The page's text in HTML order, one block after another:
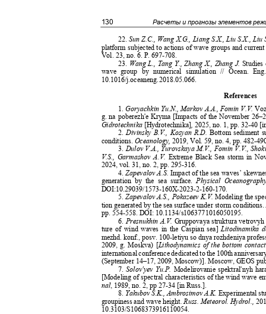
130 Расчеты и прогнозы элементов
22.Sun Z.C., Wang X.G., Liang S.X., Liu S.X., Liu
platform subjected to actions of wave groups and
Vol. 23, no. 6. P. 697-708.
23. Wang L., Tang Y., Zhang X., Zhang J.
wave group by numerical simulation // Ocean.
10.1016/j.oceaneng.2018.05.066.
References
1.Goryachkin Yu.N., Markov А. А., Fomin V.V.
g. na poberezh'e Kryma [Impacts of the November
Gidrotechnika [Hydrotechnika] ,2025, no. 1, pp. 32-40
2.Divinsky B.V., Kosyan R.D.Bottom sediment
conditions. Oceanology,2019, Vol. 59, no. 4, pp. 482-
3. Dulov V.A., Yurovskaya M.V., Fomin V.V.,
V.S., Garmashov A.V. Extreme Black Sea storm in
2024, vol. 31, no. 2,рр . 295-316.
4.Zapevalov A.S. Impact of the sea waves’
generation by the sea surface.Physical
DOI:10.29039/1573-160X-2023-2-160-170.
5.Zapevalov A.S., Pokazeev K.V.Modeling the
tion generated by the sea surface under storm conditions.
pp. 554-558. DOI: 10.1134/s1063771016050195.
6. Presnukhin A.V. Gruppovaya struktura
ture of wind waves in the Caspian sea]Litodinamika
mezhd. konf., posv. 100-letiyu so dnya rozhdeniya
2009, g. Moskva) [Lithodynamics of the bottom
international conference dedicated to the 100th
(September 14–17, 2009, Moscow)]. Moscow, GEOS
7.Solov'yev Yu.P. Modelirovanie spektral'nyh
[Modeling of spectral characteristics of the wind wave
nal, 1989, no. 2, pp 27-34 [in Russ.].
8. Yakubov S.K., Ambrosimov A.K.Experimental
groupiness and wave height. Russ. Meteorol. Hydrol.,
10.3103/S1068373916110054.